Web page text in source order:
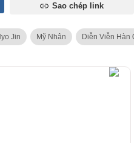
Sao chép link
Jin Mỹ Nhân Diễn Viễn Hàn